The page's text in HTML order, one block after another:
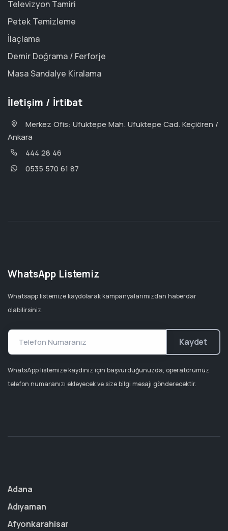
Televizyon Tamiri
Petek Temizleme
İlaçlama
Demir Doğrama / Ferforje
Masa Sandalye Kiralama
İletişim / İrtibat
Merkez Ofis: Ufuktepe Mah. Ufuktepe Cad. Keçiören /
Ankara
444 28 46
0535 570 61 87
WhatsApp Listemiz
Whatsapp listemize kaydolarak kampanyalarımızdan haberdar
olabilirsiniz.
Kaydet
WhatsApp listemize kaydınız için başvurduğunuzda, operatörümüz
telefon numaranızı ekleyecek ve size bilgi mesajı gönderecektir.
Adana
Adıyaman
Afyonkarahisar